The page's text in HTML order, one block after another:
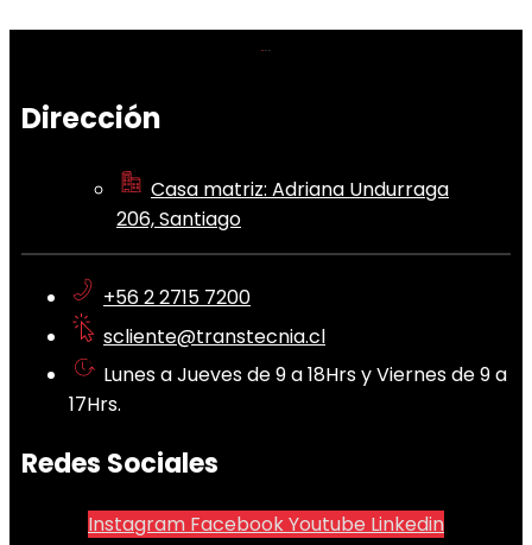
Dirección
Casa matriz: Adriana Undurraga
206, Santiago
+56 2 2715 7200
scliente@transtecnia.cl
Lunes a Jueves de 9 a 18Hrs y Viernes de 9 a
17Hrs.
Redes Sociales
Instagram FacebookYoutube Linkedin